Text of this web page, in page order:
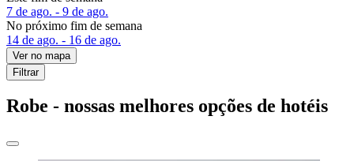
7 de ago. - 9 de ago.
No próximo fim de semana
14 de ago. - 16 de ago.
Ver no mapa
Filtrar
Robe - nossas melhores opções de hotéis